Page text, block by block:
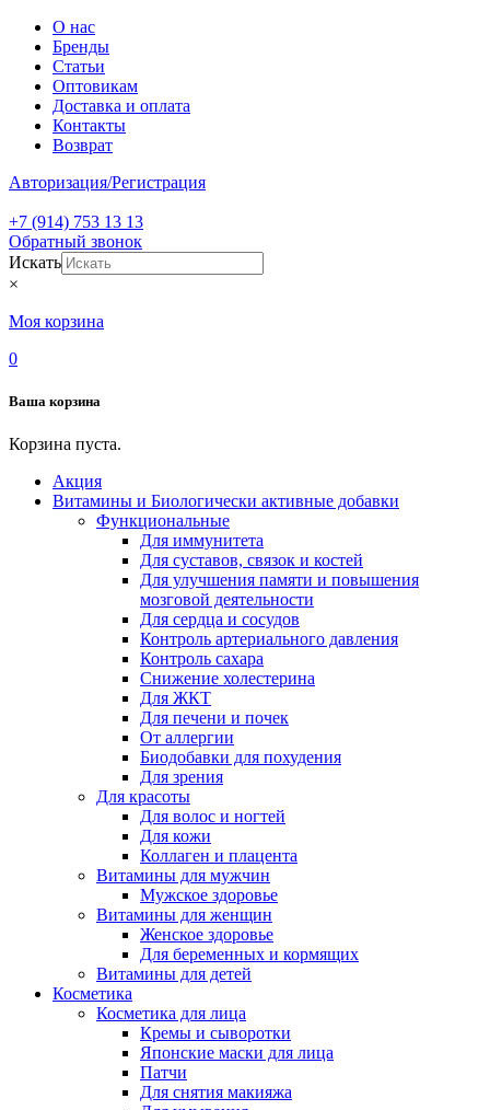
О нас
Бренды
Статьи
Оптовикам
Доставка и оплата
Контакты
Возврат
Авторизация/Регистрация
+7 (914) 753 13 13
Обратный звонок
Искать
×
Моя корзина
0
Ваша корзина
Корзина пуста.
Акция
Витамины и Биологически активные добавки
Функциональные
Для иммунитета
Для суставов, связок и костей
Для улучшения памяти и повышения
мозговой деятельности
Для сердца и сосудов
Контроль артериального давления
Контроль сахара
Снижение холестерина
Для ЖКТ
Для печени и почек
От аллергии
Биодобавки для похудения
Для зрения
Для красоты
Для волос и ногтей
Для кожи
Коллаген и плацента
Витамины для мужчин
Мужское здоровье
Витамины для женщин
Женское здоровье
Для беременных и кормящих
Витамины для детей
Косметика
Косметика для лица
Кремы и сыворотки
Японские маски для лица
Патчи
Для снятия макияжа